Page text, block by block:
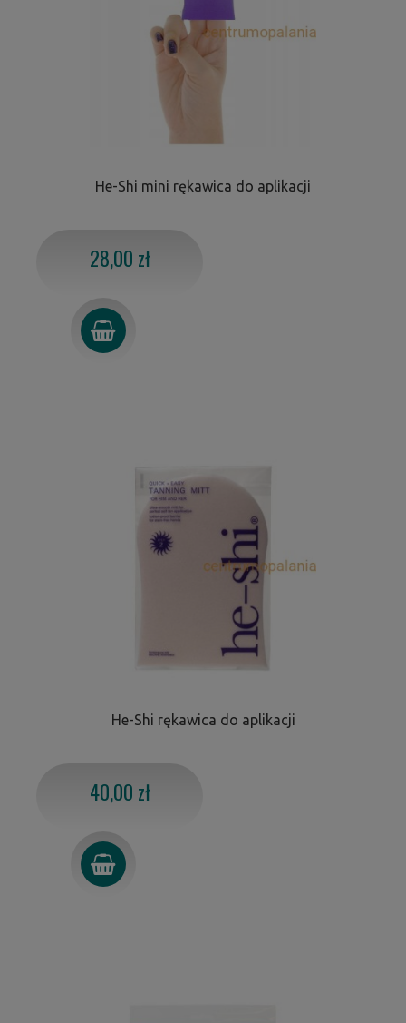
He-Shi mini rękawica do aplikacji
28,00 zł
He-Shi rękawica do aplikacji
40,00 zł